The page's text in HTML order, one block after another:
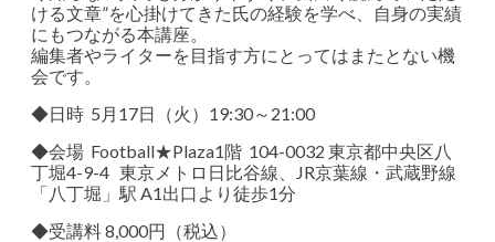
ける文章”を心掛けてきた氏の経験を学べ、自身の実績
にもつながる本講座。
編集者やライターを目指す方にとってはまたとない機
会です。
◆日時 5月17日（火）19:30～21:00
◆会場 Football★Plaza1階 104-0032 東京都中央区八
丁堀4-9-4 東京メトロ日比谷線、JR京葉線・武蔵野線
「八丁堀」駅 A1出口より徒歩1分
◆受講料 8,000円（税込）